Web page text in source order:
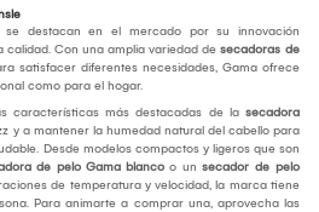
se destacan en el mercado por su innovación
Con una amplia variedad de secadoras de
satisfacer diferentes necesidades, Gama ofrece
como para el hogar.
características más destacadas de la secadora
y a mantener la humedad natural del cabello para
Desde modelos compactos y ligeros que son
de pelo Gama blanco o un secador de pelo
de temperatura y velocidad, la marca tiene
Para animarte a comprar una, aprovecha las